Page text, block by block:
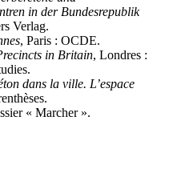
in der Bundesrepublik
Verlag.
, Paris : OCDE.
in Britain, Londres :
dans la ville. L’espace
« Marcher ».